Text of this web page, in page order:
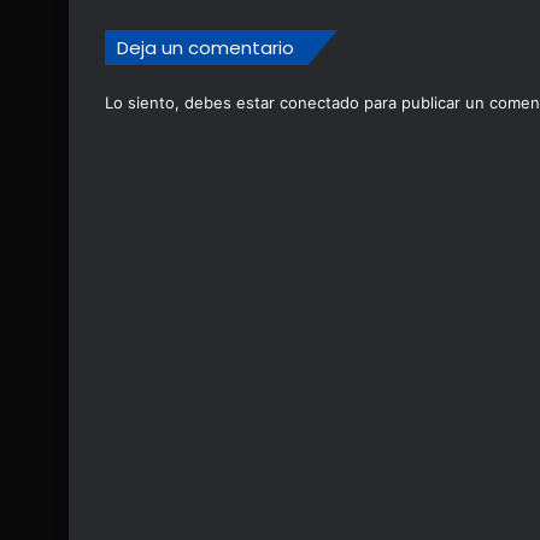
Deja un comentario
Lo siento, debes estar conectado para publicar un